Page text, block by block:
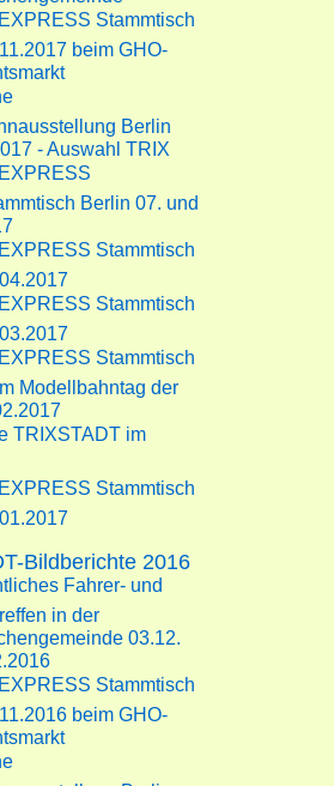
Stammtisch
beim GHO-
Berlin
- Auswahl TRIX
Berlin 07. und
Stammtisch
Stammtisch
Stammtisch
Modellbahntag der
TRIXSTADT im
Stammtisch
Bildberichte 2016
Fahrer- und
in der
03.12.
Stammtisch
beim GHO-